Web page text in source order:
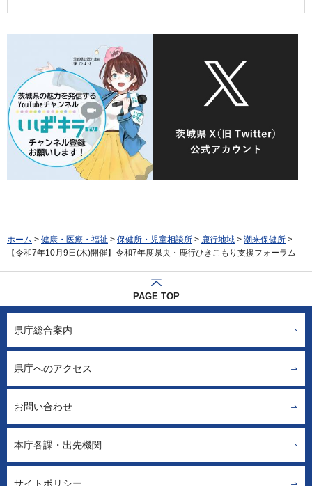
ホーム > 健康・医療・福祉 > 保健所・児童相談所 > 鹿行地域 > 潮来保健所 >
【令和7年10月9日(木)開催】令和7年度県央・鹿行ひきこもり支援フォーラム
PAGE TOP
県庁総合案内
県庁へのアクセス
お問い合わせ
本庁各課・出先機関
サイトポリシー